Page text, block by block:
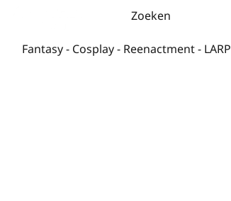
Fantasy - Cosplay - Reenactment - LARP